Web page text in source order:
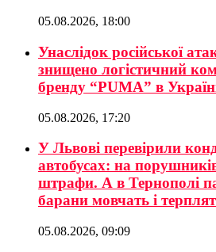
05.08.2026, 18:00
Унаслідок російської
знищено логістичний
бренду “PUMA” в
05.08.2026, 17:20
У Львові перевірили
автобусах: на
штрафи. А в Тернополі
барани мовчать і
05.08.2026, 09:09